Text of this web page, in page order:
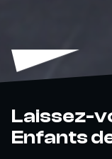
Laissez-
Enfants